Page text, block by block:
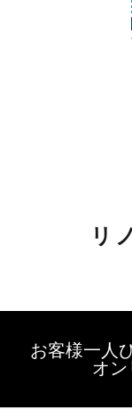
リ
お客様一人
オン